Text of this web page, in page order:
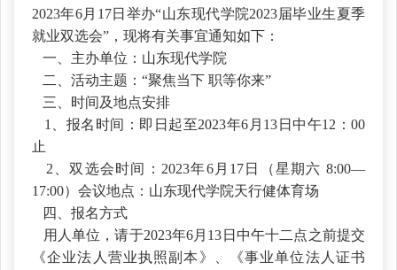
2023年6月17日举办“山东现代学院2023届毕业生夏季
就业双选会”，现将有关事宜通知如下：
一、主办单位：山东现代学院
二、活动主题： “聚焦当下 职等你来”
三、时间及地点安排
1、报名时间：即日起至2023年6月13日中午12：00
止
2、双选会时间：2023年6月17日（星期六 8:00—
17:00）会议地点：山东现代学院天行健体育场
四、报名方式
用人单位，请于2023年6月13日中午十二点之前提交
《企业法人营业执照副本》、《事业单位法人证书